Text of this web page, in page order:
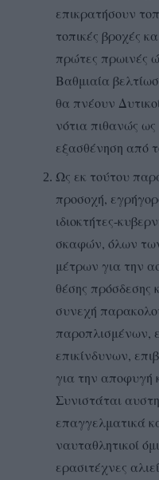
επικρατήσουν
τοπικές βροχές
πρώτες πρωινές
Βαθμιαία
θα πνέουν
νότια πιθανώς
εξασθένηση από
Ως εκ τούτου
προσοχή,
ιδιοκτήτες-
σκαφών, όλων
μέτρων για την
θέσης πρόσδεσης
συνεχή
παροπλισμένων,
επικίνδυνων,
για την αποφυγή
Συνιστάται
επαγγελματικά
ναυταθλητικοί
ερασιτέχνες